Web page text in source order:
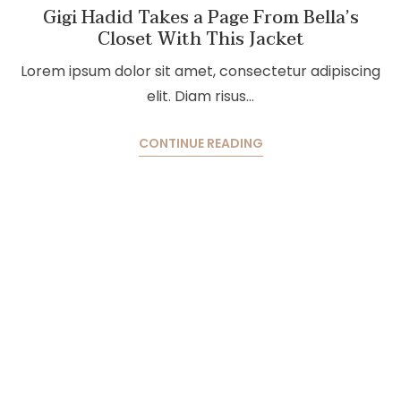
Gigi Hadid Takes a Page From Bella’s
Closet With This Jacket
Lorem ipsum dolor sit amet, consectetur adipiscing
elit. Diam risus…
CONTINUE READING